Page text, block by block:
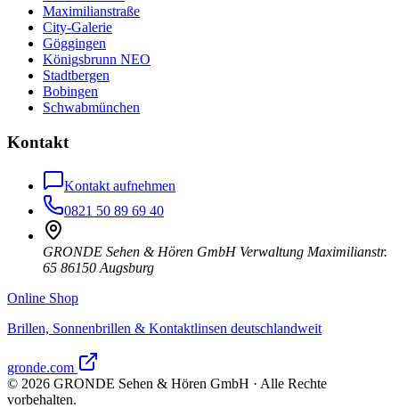
Maximilianstraße
City-Galerie
Göggingen
Königsbrunn NEO
Stadtbergen
Bobingen
Schwabmünchen
Kontakt
Kontakt aufnehmen
0821 50 89 69 40
GRONDE Sehen & Hören GmbH Verwaltung Maximilianstr.
65 86150 Augsburg
Online Shop
Brillen, Sonnenbrillen & Kontaktlinsen deutschlandweit
gronde.com
© 2026 GRONDE Sehen & Hören GmbH · Alle Rechte
vorbehalten.